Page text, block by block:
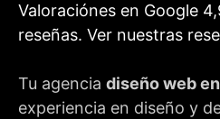
Valoraciónes en Google
reseñas. Ver nuestras
Tu agencia diseño web
experiencia en diseño y